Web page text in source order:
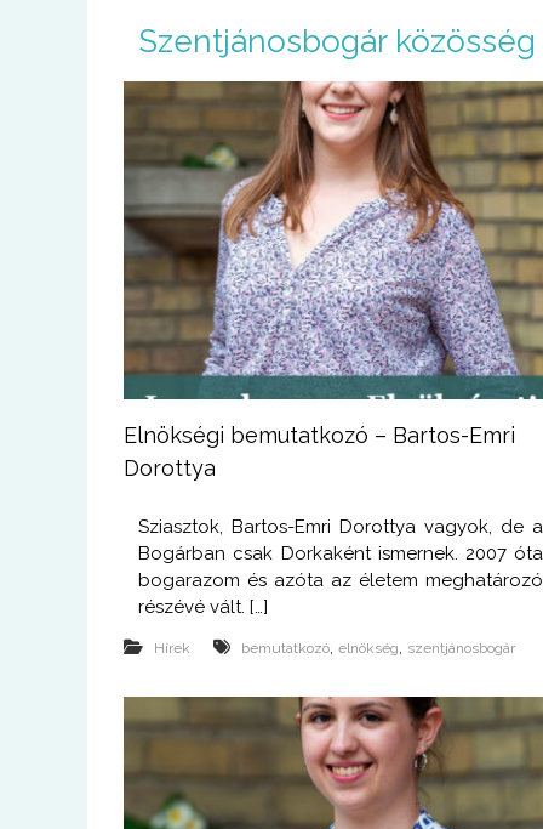
Szentjánosbogár közösség
Elnökségi bemutatkozó – Bartos-Emri
Dorottya
Sziasztok, Bartos-Emri Dorottya vagyok, de a
Bogárban csak Dorkaként ismernek. 2007 óta
bogarazom és azóta az életem meghatározó
részévé vált. […]
Hírek bemutatkozó elnökség szentjánosbogár